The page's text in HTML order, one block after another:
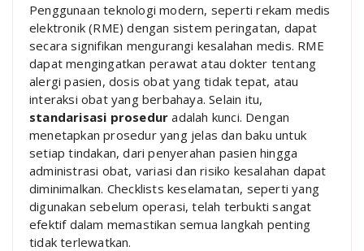
Penggunaan teknologi modern, seperti rekam medis
elektronik (RME) dengan sistem peringatan, dapat
secara signifikan mengurangi kesalahan medis. RME
dapat mengingatkan perawat atau dokter tentang
alergi pasien, dosis obat yang tidak tepat, atau
interaksi obat yang berbahaya. Selain itu,
standarisasi prosedur adalah kunci. Dengan
menetapkan prosedur yang jelas dan baku untuk
setiap tindakan, dari penyerahan pasien hingga
administrasi obat, variasi dan risiko kesalahan dapat
diminimalkan. Checklists keselamatan, seperti yang
digunakan sebelum operasi, telah terbukti sangat
efektif dalam memastikan semua langkah penting
tidak terlewatkan.